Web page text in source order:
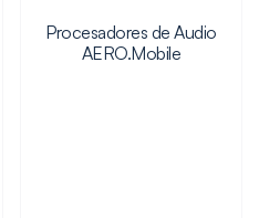
Procesadores de Audio
AERO.Mobile